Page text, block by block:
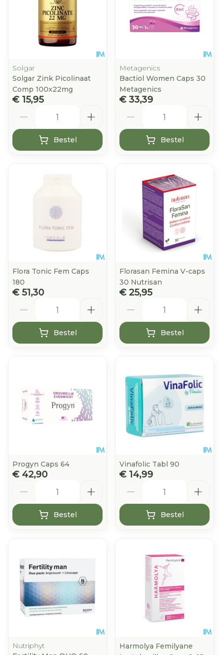
Solgar
Solgar Zink Picolinaat
Comp 100x22mg
€ 15,95
Bestel
Metagenics
Bactiol Women Caps 30
Metagenics
€ 33,39
Bestel
Flora Tonic Fem Caps
180
€ 51,30
Bestel
Florasan Femina V-caps
30 Nutrisan
€ 25,95
Bestel
Progyn Caps 64
€ 42,90
Bestel
Vinafolic Tabl 90
€ 14,99
Bestel
Nutriphyt
Harmolya Femilyane